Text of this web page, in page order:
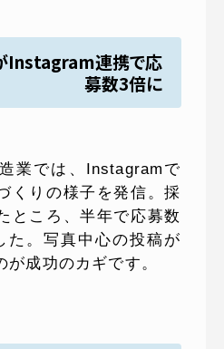
Instagram連携で応
募数3倍に
業では、Instagramで
くりの様子を発信。採
ところ、半年で応募数
た。写真中心の投稿が
成功のカギです。